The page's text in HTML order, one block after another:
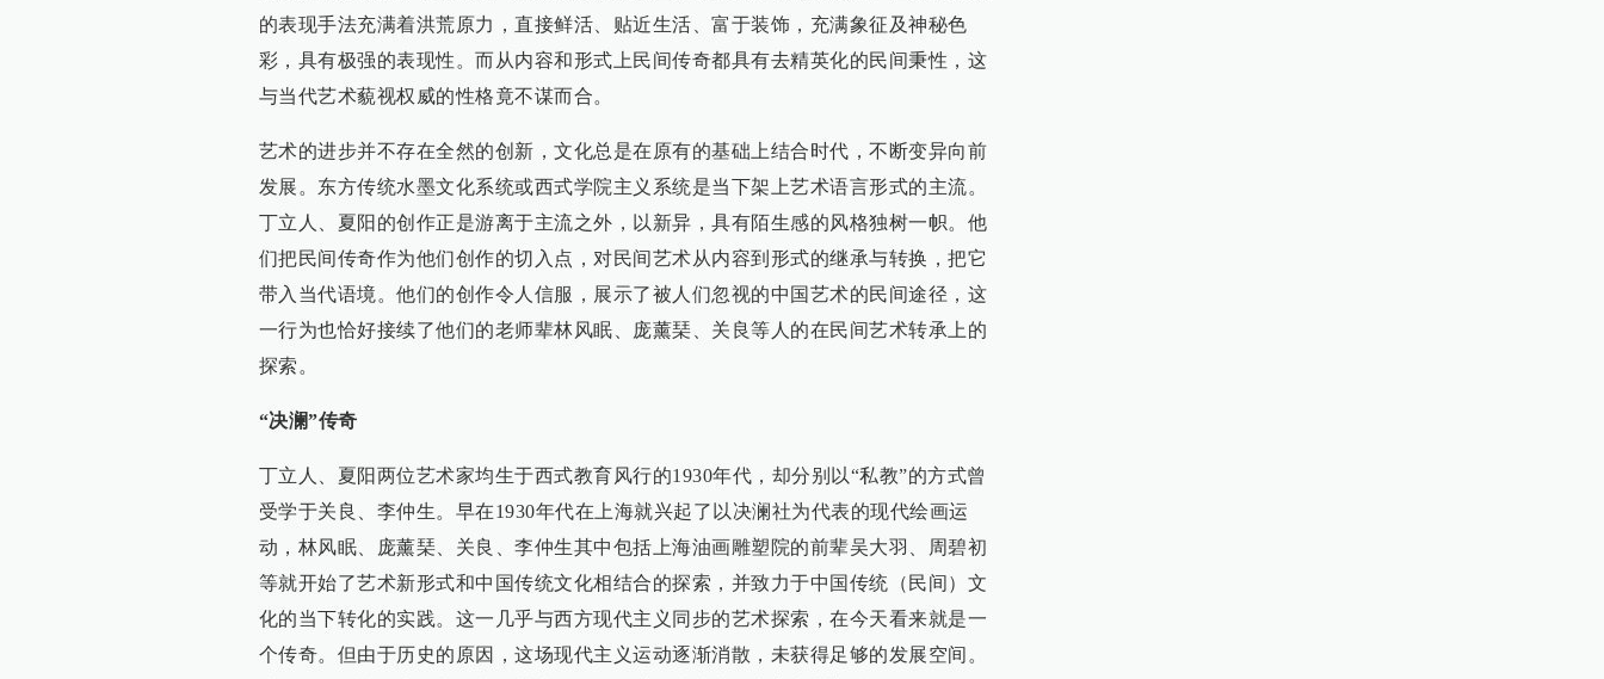
的表现手法充满着洪荒原力，直接鲜活、贴近生活、富于装饰，充满象征及神秘色
彩，具有极强的表现性。而从内容和形式上民间传奇都具有去精英化的民间秉性，这
与当代艺术藐视权威的性格竟不谋而合。
艺术的进步并不存在全然的创新，文化总是在原有的基础上结合时代，不断变异向前
发展。东方传统水墨文化系统或西式学院主义系统是当下架上艺术语言形式的主流。
丁立人、夏阳的创作正是游离于主流之外，以新异，具有陌生感的风格独树一帜。他
们把民间传奇作为他们创作的切入点，对民间艺术从内容到形式的继承与转换，把它
带入当代语境。他们的创作令人信服，展示了被人们忽视的中国艺术的民间途径，这
一行为也恰好接续了他们的老师辈林风眠、庞薰琹、关良等人的在民间艺术转承上的
探索。
“决澜”传奇
丁立人、夏阳两位艺术家均生于西式教育风行的1930年代，却分别以“私教”的方式曾
受学于关良、李仲生。早在1930年代在上海就兴起了以决澜社为代表的现代绘画运
动，林风眠、庞薰琹、关良、李仲生其中包括上海油画雕塑院的前辈吴大羽、周碧初
等就开始了艺术新形式和中国传统文化相结合的探索，并致力于中国传统（民间）文
化的当下转化的实践。这一几乎与西方现代主义同步的艺术探索，在今天看来就是一
个传奇。但由于历史的原因，这场现代主义运动逐渐消散，未获得足够的发展空间。